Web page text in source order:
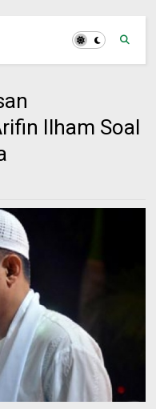
Ilham Soal